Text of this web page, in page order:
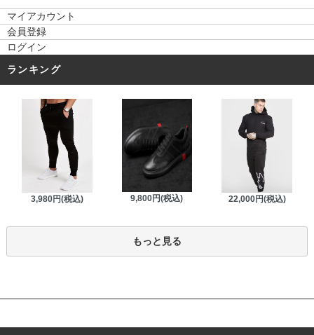
マイアカウント
会員登録
ログイン
ランキング
3,980円(税込) 9,800円(税込) 22,000円(税込)
もっと見る